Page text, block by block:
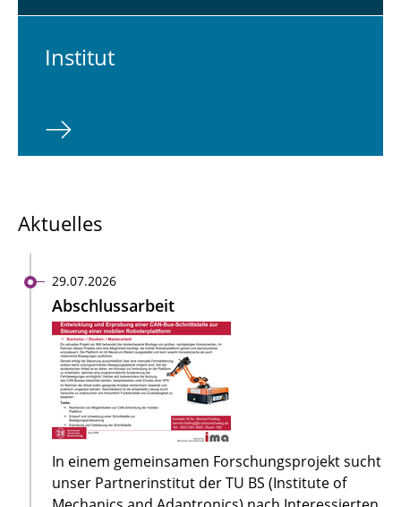
In­sti­tut
Aktuelles
29.07.2026
Abschlussarbeit
In einem gemeinsamen Forschungsprojekt sucht
unser Partnerinstitut der TU BS (Institute of